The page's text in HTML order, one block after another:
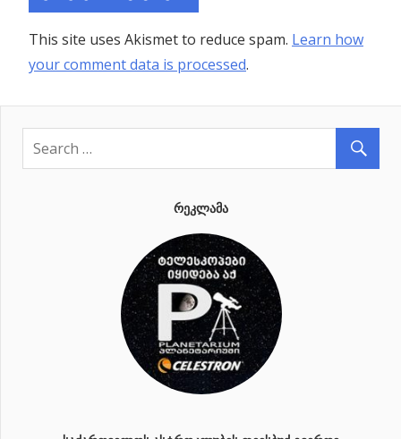
This site uses Akismet to reduce spam. Learn how
your comment data is processed.
ᲠᲔᲙᲚᲐᲛᲐ